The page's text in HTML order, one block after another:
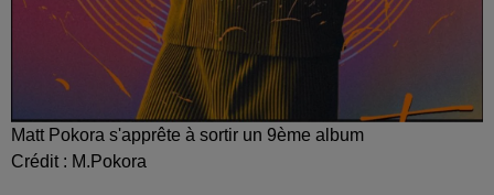
Matt Pokora s'apprête à sortir un 9ème album
Crédit : M.Pokora